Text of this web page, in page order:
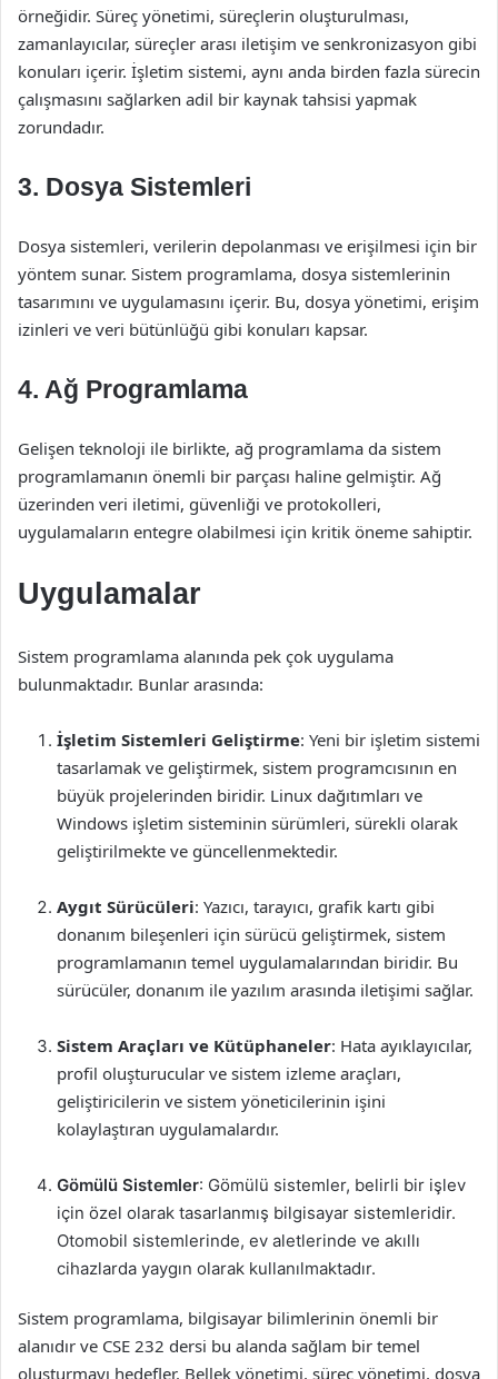
örneğidir. Süreç yönetimi, süreçlerin oluşturulması,
zamanlayıcılar, süreçler arası iletişim ve senkronizasyon gibi
konuları içerir. İşletim sistemi, aynı anda birden fazla sürecin
çalışmasını sağlarken adil bir kaynak tahsisi yapmak
zorundadır.
3. Dosya Sistemleri
Dosya sistemleri, verilerin depolanması ve erişilmesi için bir
yöntem sunar. Sistem programlama, dosya sistemlerinin
tasarımını ve uygulamasını içerir. Bu, dosya yönetimi, erişim
izinleri ve veri bütünlüğü gibi konuları kapsar.
4. Ağ Programlama
Gelişen teknoloji ile birlikte, ağ programlama da sistem
programlamanın önemli bir parçası haline gelmiştir. Ağ
üzerinden veri iletimi, güvenliği ve protokolleri,
uygulamaların entegre olabilmesi için kritik öneme sahiptir.
Uygulamalar
Sistem programlama alanında pek çok uygulama
bulunmaktadır. Bunlar arasında:
İşletim Sistemleri Geliştirme: Yeni bir işletim sistemi
tasarlamak ve geliştirmek, sistem programcısının en
büyük projelerinden biridir. Linux dağıtımları ve
Windows işletim sisteminin sürümleri, sürekli olarak
geliştirilmekte ve güncellenmektedir.
Aygıt Sürücüleri: Yazıcı, tarayıcı, grafik kartı gibi
donanım bileşenleri için sürücü geliştirmek, sistem
programlamanın temel uygulamalarından biridir. Bu
sürücüler, donanım ile yazılım arasında iletişimi sağlar.
Sistem Araçları ve Kütüphaneler: Hata ayıklayıcılar,
profil oluşturucular ve sistem izleme araçları,
geliştiricilerin ve sistem yöneticilerinin işini
kolaylaştıran uygulamalardır.
Gömülü Sistemler: Gömülü sistemler, belirli bir işlev
için özel olarak tasarlanmış bilgisayar sistemleridir.
Otomobil sistemlerinde, ev aletlerinde ve akıllı
cihazlarda yaygın olarak kullanılmaktadır.
Sistem programlama, bilgisayar bilimlerinin önemli bir
alanıdır ve CSE 232 dersi bu alanda sağlam bir temel
oluşturmayı hedefler. Bellek yönetimi, süreç yönetimi, dosya